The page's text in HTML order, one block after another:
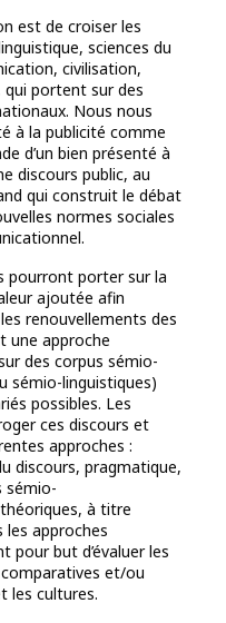
est de croiser les
sciences du
civilisation,
portent sur des
Nous nous
à la publicité comme
d’un bien présenté à
discours public, au
qui construit le débat
normes sociales
pourront porter sur la
ajoutée afin
renouvellements des
une approche
des corpus sémio-
sémio-linguistiques)
possibles. Les
ces discours et
approches :
discours, pragmatique,
sémio-
à titre
les approches
pour but d’évaluer les
et/ou
les cultures.